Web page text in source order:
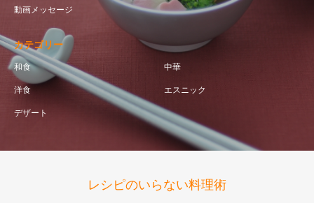
動画メッセージ
カテゴリー
和食 中華
洋食 エスニック
デザート
レシピのいらない料理術